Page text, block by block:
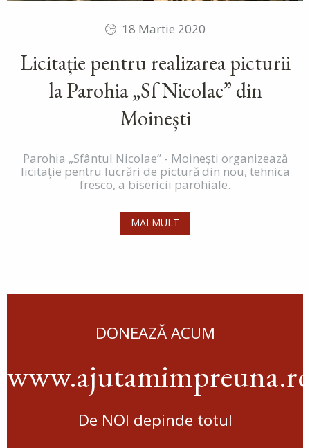
18 Martie 2020
Licitație pentru realizarea picturii
la Parohia „Sf Nicolae” din
Moinești
Parohia „Sfântul Nicolae” - Moinești organizează
licitație pentru lucrări de pictură din nou, tehnica
fresco, a bisericii parohiale.
MAI MULT
DONEAZĂ ACUM
De NOI depinde totul